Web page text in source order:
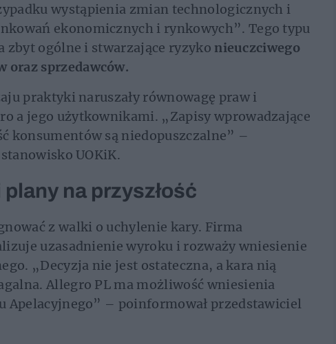
wystąpienia zmian technologicznych i
ekonomicznych i rynkowych”. Tego typu
zbyt ogólne i stwarzające ryzyko nieuczciwego
oraz sprzedawców.
praktyki naruszały równowagę praw i
a jego użytkownikami. „Zapisy wprowadzające
konsumentów są niedopuszczalne” –
UOKiK.
na przyszłość
z walki o uchylenie kary. Firma
uzasadnienie wyroku i rozważy wniesienie
„Decyzja nie jest ostateczna, a kara nią
Allegro PL ma możliwość wniesienia
Apelacyjnego” – poinformował przedstawiciel